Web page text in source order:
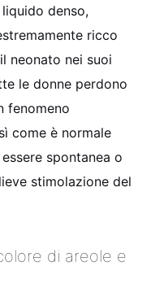
denso,
ricco
neonato nei suoi
le donne perdono
fenomeno
come è normale
spontanea o
stimolazione del
di areole e